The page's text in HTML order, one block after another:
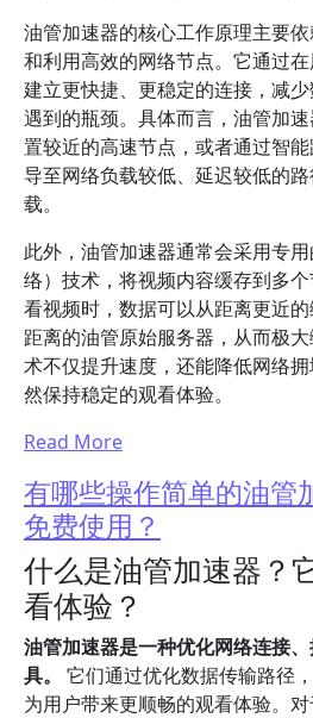
油管加速器的核心工作原理主要
和利用高效的网络节点。它通过
建立更快捷、更稳定的连接，减
遇到的瓶颈。具体而言，油管加
置较近的高速节点，或者通过智
导至网络负载较低、延迟较低的
载。
此外，油管加速器通常会采用专
络）技术，将视频内容缓存到多
看视频时，数据可以从距离更近
距离的油管原始服务器，从而极
术不仅提升速度，还能降低网络
然保持稳定的观看体验。
Read More
有哪些操作简单的油管
免费使用？
什么是油管加速器？
看体验？
油管加速器是一种优化网络连接
具。
它们通过优化数据传输路径
为用户带来更顺畅的观看体验。